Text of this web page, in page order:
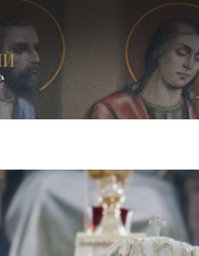
в Ульяновске